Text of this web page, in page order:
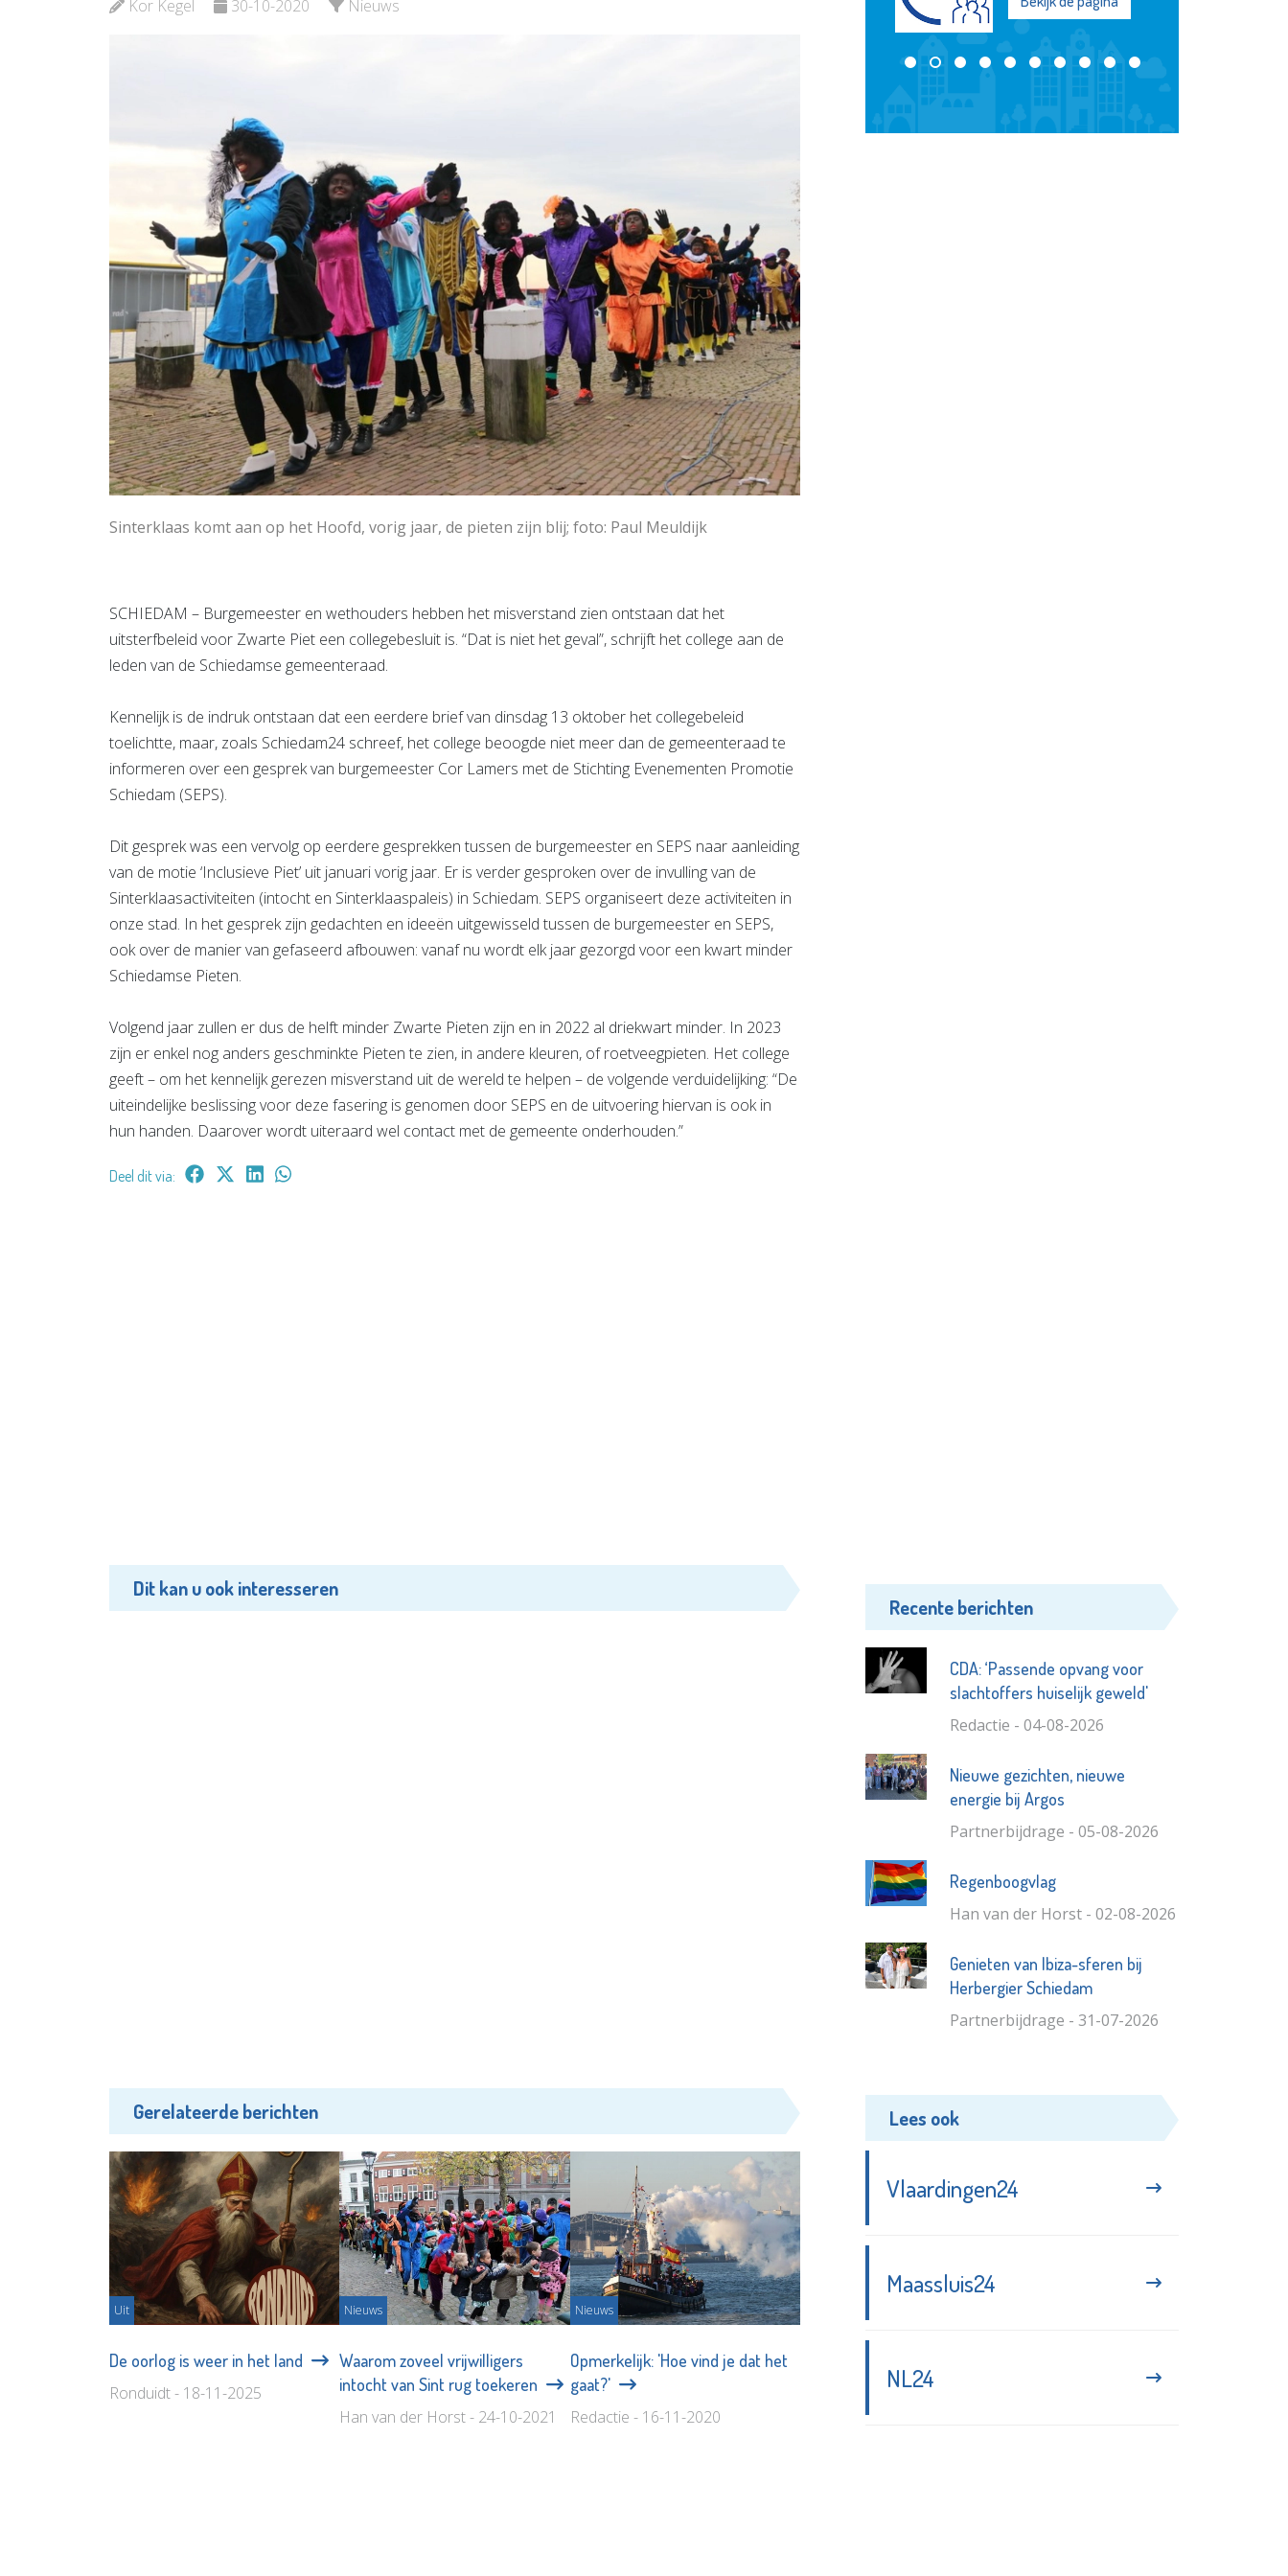
Kor Kegel 30-10-2020 Nieuws
Sinterklaas komt aan op het Hoofd, vorig jaar, de pieten zijn blij; foto: Paul Meuldijk
SCHIEDAM – Burgemeester en wethouders hebben het misverstand zien ontstaan dat het
uitsterfbeleid voor Zwarte Piet een collegebesluit is. “Dat is niet het geval”, schrijft het college aan de
leden van de Schiedamse gemeenteraad.
Kennelijk is de indruk ontstaan dat een eerdere brief van dinsdag 13 oktober het collegebeleid
toelichtte, maar, zoals Schiedam24 schreef, het college beoogde niet meer dan de gemeenteraad te
informeren over een gesprek van burgemeester Cor Lamers met de Stichting Evenementen Promotie
Schiedam (SEPS).
Dit gesprek was een vervolg op eerdere gesprekken tussen de burgemeester en SEPS naar aanleiding
van de motie ‘Inclusieve Piet’ uit januari vorig jaar. Er is verder gesproken over de invulling van de
Sinterklaasactiviteiten (intocht en Sinterklaaspaleis) in Schiedam. SEPS organiseert deze activiteiten in
onze stad. In het gesprek zijn gedachten en ideeën uitgewisseld tussen de burgemeester en SEPS,
ook over de manier van gefaseerd afbouwen: vanaf nu wordt elk jaar gezorgd voor een kwart minder
Schiedamse Pieten.
Volgend jaar zullen er dus de helft minder Zwarte Pieten zijn en in 2022 al driekwart minder. In 2023
zijn er enkel nog anders geschminkte Pieten te zien, in andere kleuren, of roetveegpieten. Het college
geeft – om het kennelijk gerezen misverstand uit de wereld te helpen – de volgende verduidelijking: “De
uiteindelijke beslissing voor deze fasering is genomen door SEPS en de uitvoering hiervan is ook in
hun handen. Daarover wordt uiteraard wel contact met de gemeente onderhouden.”
Deel dit via:
Dit kan u ook interesseren
Gerelateerde berichten
Uit
De oorlog is weer in het land
Ronduidt - 18-11-2025
Nieuws
Waarom zoveel vrijwilligers
intocht van Sint rug toekeren
Han van der Horst - 24-10-2021
Nieuws
Opmerkelijk: 'Hoe vind je dat het
gaat?'
Redactie - 16-11-2020
Bekijk de pagina
Recente berichten
CDA: ‘Passende opvang voor
slachtoffers huiselijk geweld'
Redactie - 04-08-2026
Nieuwe gezichten, nieuwe
energie bij Argos
Partnerbijdrage - 05-08-2026
Regenboogvlag
Han van der Horst - 02-08-2026
Genieten van Ibiza-sferen bij
Herbergier Schiedam
Partnerbijdrage - 31-07-2026
Lees ook
Vlaardingen24
Maassluis24
NL24